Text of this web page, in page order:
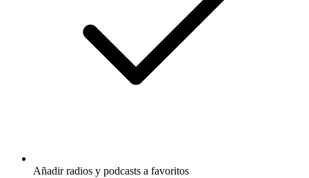
Añadir radios y podcasts a favoritos